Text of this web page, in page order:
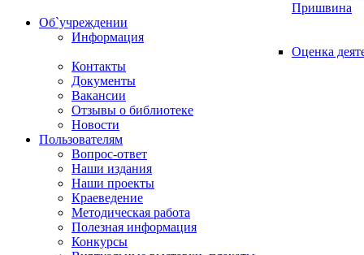
Пришвина
Об`учреждении
Информация
Оценка
Контакты
Документы
Вакансии
Отзывы о библиотеке
Новости
Пользователям
Вопрос-ответ
Наши издания
Наши проекты
Краеведение
Методическая работа
Полезная информация
Конкурсы